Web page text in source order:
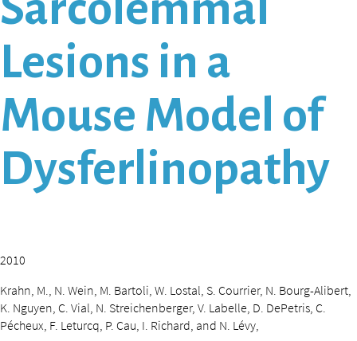
Lesions in a
Mouse Model of
Dysferlinopathy
2010
Krahn, M., N. Wein, M. Bartoli, W. Lostal, S. Courrier, N. Bourg-Alibert,
K. Nguyen, C. Vial, N. Streichenberger, V. Labelle, D. DePetris, C.
Pécheux, F. Leturcq, P. Cau, I. Richard, and N. Lévy,